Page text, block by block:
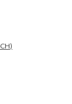
)